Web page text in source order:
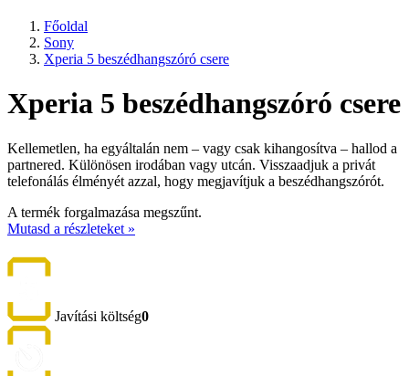
Főoldal
Sony
Xperia 5 beszédhangszóró csere
Xperia 5 beszédhangszóró csere
Kellemetlen, ha egyáltalán nem – vagy csak kihangosítva – hallod a
partnered. Különösen irodában vagy utcán. Visszaadjuk a privát
telefonálás élményét azzal, hogy megjavítjuk a beszédhangszórót.
A termék forgalmazása megszűnt.
Mutasd a részleteket »
Javítási költség0